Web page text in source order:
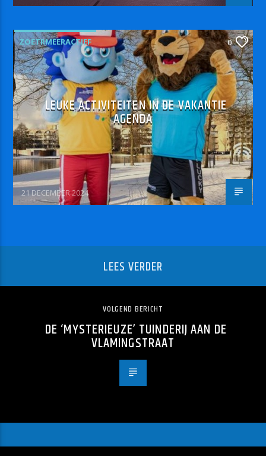
ZOETRMEERACTIEF 0
LEUKE ACTIVITEITEN IN DE VAKANTIE
AGENDA
21 DECEMBER 2024
LEES VERDER
VOLGEND BERICHT
DE ‘MYSTERIEUZE’ TUINDERIJ AAN DE
VLAMINGSTRAAT